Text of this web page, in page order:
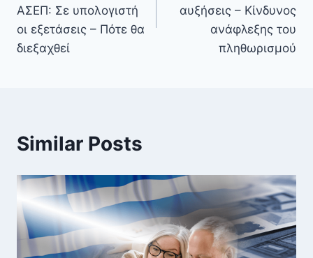
ΑΣΕΠ: Σε υπολογιστή
οι εξετάσεις – Πότε θα
διεξαχθεί
αυξήσεις – Κίνδυνος
ανάφλεξης του
πληθωρισμού
Similar Posts